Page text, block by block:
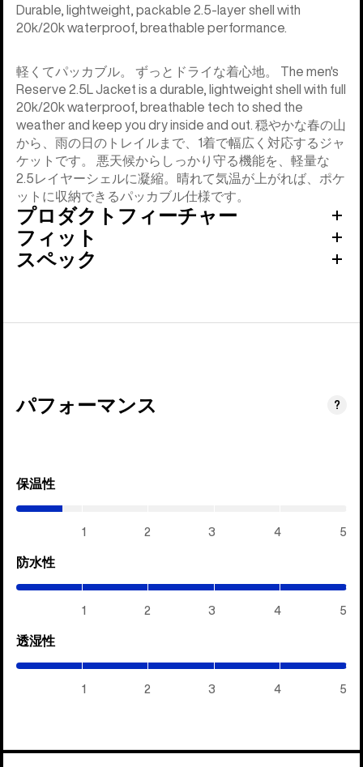
Durable, lightweight, packable 2.5-layer shell with
20k/20k waterproof, breathable performance.
軽くてパッカブル。 ずっとドライな着心地。 The men's
Reserve 2.5L Jacket is a durable, lightweight shell with full
20k/20k waterproof, breathable tech to shed the
weather and keep you dry inside and out. 穏やかな春の山
から、雨の日のトレイルまで、1着で幅広く対応するジャ
ケットです。 悪天候からしっかり守る機能を、軽量な
2.5レイヤーシェルに凝縮。晴れて気温が上がれば、ポケ
ットに収納できるパッカブル仕様です。
プロダクトフィーチャー
フィット
スペック
パフォーマンス ?
保温性
1 2 3 4 5
防水性
1 2 3 4 5
透湿性
1 2 3 4 5